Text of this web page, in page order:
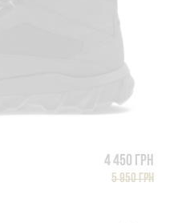
4 450 грн
5 950 грн